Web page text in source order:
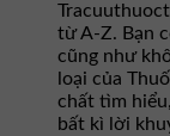
từ A-Z. Bạn
cũng như
loại của
chất tìm
bất kì lời